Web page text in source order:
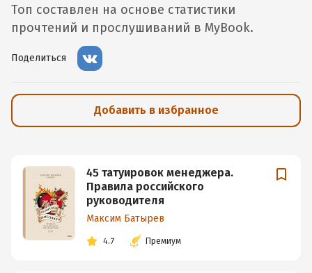
Топ составлен на основе статистики
прочтений и прослушиваний в MyBook.
Поделиться
Добавить в избранное
45 татуировок менеджера.
Правила российского
руководителя
Максим Батырев
4.7 Премиум